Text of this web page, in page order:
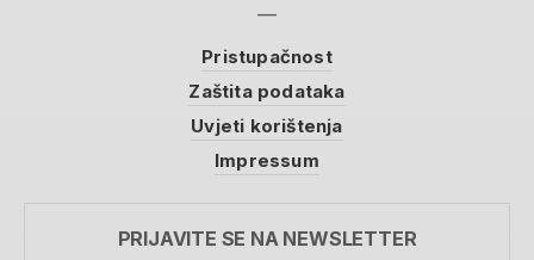
Pristupačnost
Zaštita podataka
Uvjeti korištenja
Impressum
PRIJAVITE SE NA NEWSLETTER